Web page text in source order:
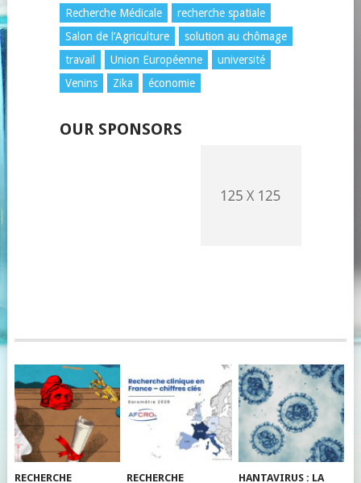
Recherche Médicale
recherche spatiale
Salon de l’Agriculture
solution au chômage
travail
Union Européenne
université
Venins
Zika économie
OUR SPONSORS
RECHERCHE RECHERCHE HANTAVIRUS : LA